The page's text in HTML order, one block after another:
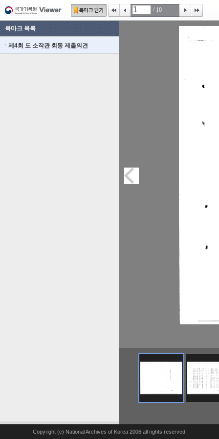
/ 10
북마크 목록
제4회 도 소작관 회동 제출의견
Copyright (c) National Archives of Korea 2006 all rights reserved.